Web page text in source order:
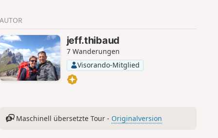
AUTOR
jeff.thibaud
7 Wanderungen
Visorando-Mitglied
Maschinell übersetzte Tour - Originalversion